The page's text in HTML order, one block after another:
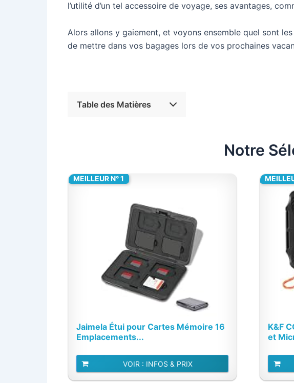
l’utilité d’un tel accessoire de voyage, ses avantages,
Alors allons y gaiement, et voyons ensemble quel sont les
de mettre dans vos bagages lors de vos prochaines
Table des Matières
Notre
MEILLEUR N° 1
Jaimela Étui pour Cartes Mémoire 16
Emplacements...
VOIR : INFOS & PRIX
K&F
et